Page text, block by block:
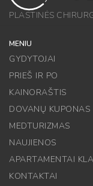
PLASTINĖS
MENIU
GYDYTOJAI
PRIEŠ IR PO
KAINORAŠTIS
DOVANŲ KUPONAS
MEDTURIZMAS
NAUJIENOS
APARTAMENTAI
KONTAKTAI